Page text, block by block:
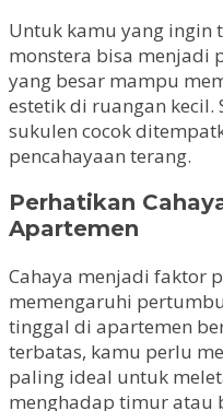
Untuk kamu yang
monstera bisa menjadi
yang besar mampu
estetik di ruangan kecil.
sukulen cocok
pencahayaan terang.
Perhatikan
Apartemen
Cahaya menjadi faktor
memengaruhi
tinggal di apartemen
terbatas, kamu perlu
paling ideal untuk
menghadap timur atau